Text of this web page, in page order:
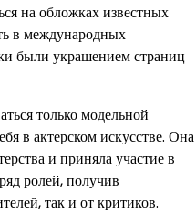
на обложках известных
в международных
были украшением страниц
только модельной
в актерском искусстве. Она
и приняла участие в
ролей, получив
так и от критиков.